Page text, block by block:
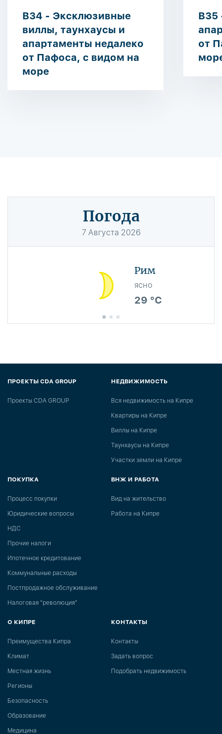
B34 - Эксклюзивные
виллы, таунхаусы и
апартаменты недалеко
от Пафоса, с видом на
море
B35
от
Погода
7 Августа 2026
Рим
ясно
29 °C
ПРОЕКТЫ CDA GROUP
Проекты CDA GROUP
НЕДВИЖИМОСТЬ
Вся недвижимость на Кипре
Квартиры на Кипре
Виллы на Кипре
Таунхаусы на Кипре
Участки земли на Кипре
ПОКУПКА
Процесс покупки
Юридические вопросы
НДС
Прочие налоги
Ипотечное кредитование
Коммунальные расходы
Постпродажное обслуживание
Налоговая "революция"
ВНЖ И РАБОТА
Вид на жительство
Работа на Кипре
О КИПРЕ
Преимущества Кипра
Климат
Местная жизнь
Регионы
Безопасность
Образование
Медицина
КОНТАКТЫ
Контакты
Задать вопрос
Подобрать недвижимость